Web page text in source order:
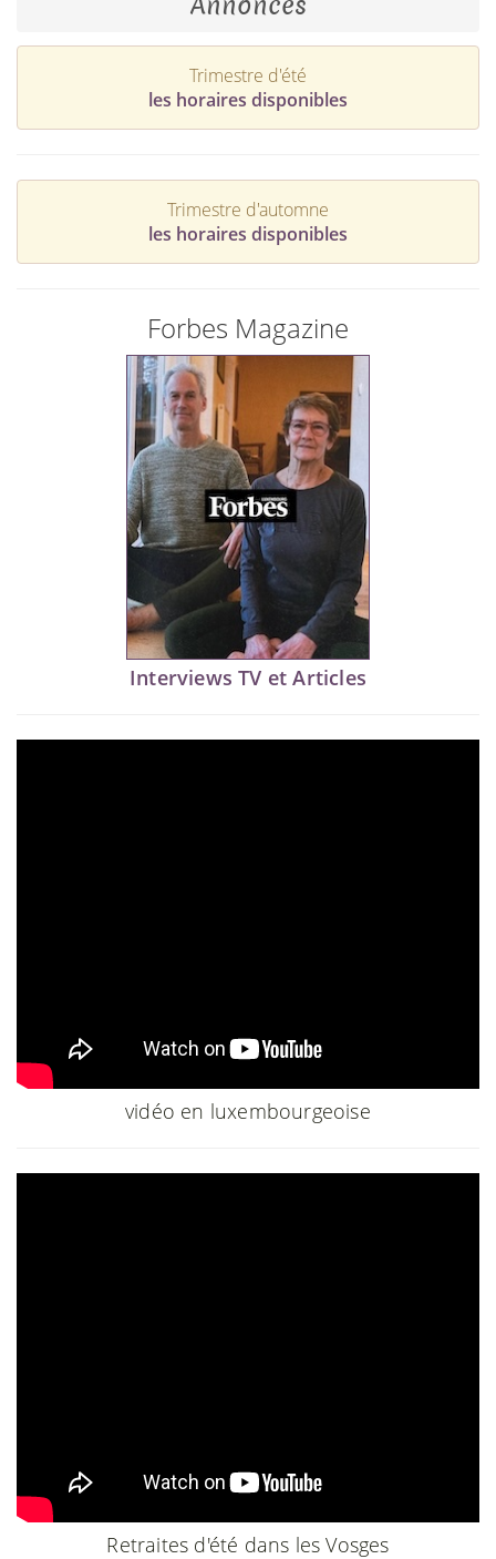
Trimestre d'été
les horaires disponibles
Trimestre d'automne
les horaires disponibles
Forbes Magazine
Interviews TV et Articles
vidéo en luxembourgeoise
Retraites d'été dans les Vosges